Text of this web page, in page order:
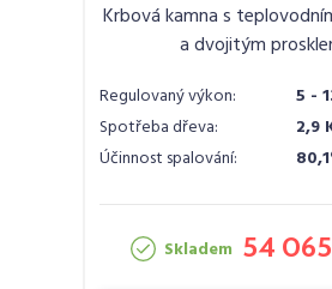
Krbová kamna s
a dvojitým
Regulovaný výkon:
5 -
Spotřeba dřeva:
2,9
Účinnost spalování:
Skladem 54